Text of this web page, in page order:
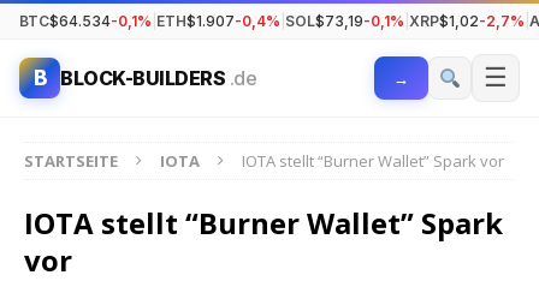
BTC$64.534-0,1% ETH$1.907-0,4% SOL$73,19-0,1% XRP$1,02-2,7%
B BLOCK-BUILDERS .de → ☰
STARTSEITE IOTA IOTA stellt “Burner Wallet” Spark vor
IOTA stellt “Burner Wallet” Spark
vor